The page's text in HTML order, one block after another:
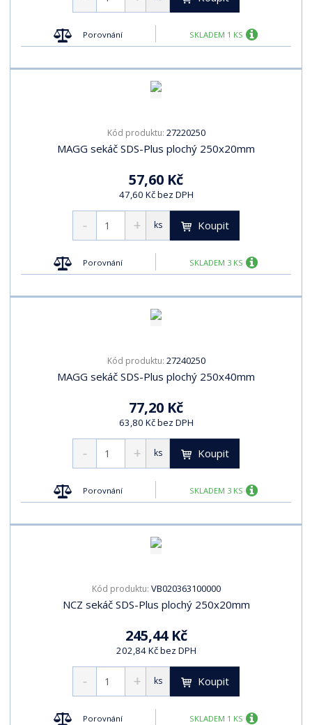
Porovnání SKLADEM 1 KS
Kód produktu: 27220250
MAGG sekáč SDS-Plus plochý 250x20mm
57,60 Kč
47,60 Kč bez DPH
ks Koupit
Porovnání SKLADEM 3 KS
Kód produktu: 27240250
MAGG sekáč SDS-Plus plochý 250x40mm
77,20 Kč
63,80 Kč bez DPH
ks Koupit
Porovnání SKLADEM 3 KS
Kód produktu: VB020363100000
NCZ sekáč SDS-Plus plochý 250x20mm
245,44 Kč
202,84 Kč bez DPH
ks Koupit
Porovnání SKLADEM 1 KS